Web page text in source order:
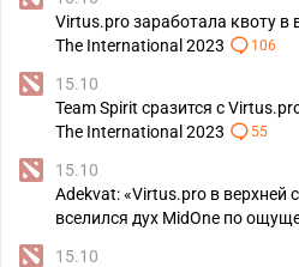
Virtus.pro заработала квоту
The International 2023
106
15.10
Team Spirit сразится с
The International 2023
55
15.10
Adekvat: «Virtus.pro в верхней
вселился дух MidOne по
15.10